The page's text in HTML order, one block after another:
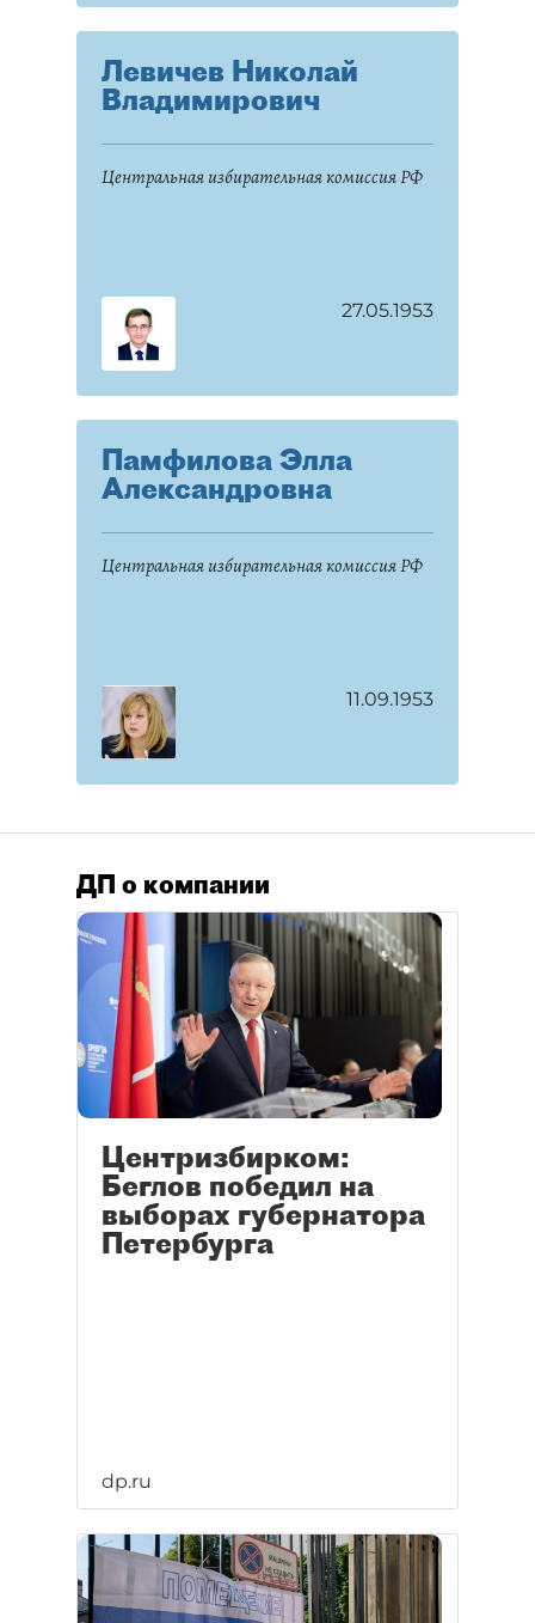
Левичев Николай
Владимирович
Центральная избирательная комиссия РФ
27.05.1953
Памфилова Элла
Александровна
Центральная избирательная комиссия РФ
11.09.1953
ДП о компании
Центризбирком:
Беглов победил на
выборах губернатора
Петербурга
dp.ru